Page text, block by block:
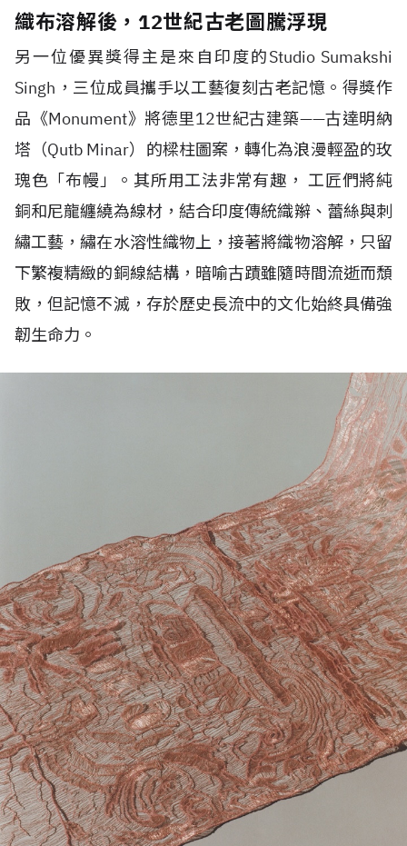
織布溶解後，12世紀古老圖騰浮現
另一位優異獎得主是來自印度的Studio Sumakshi
Singh ，三位成員攜手以工藝復刻古老記憶。得獎作
品《Monument》將德里12世紀古建築——古達明納
塔（Qutb Minar）的樑柱圖案，轉化為浪漫輕盈的玫
瑰色「布幔」。其所用工法非常有趣， 工匠們將純
銅和尼龍纏繞為線材，結合印度傳統織辮、蕾絲與刺
繡工藝，繡在水溶性織物上，接著將織物溶解，只留
下繁複精緻的銅線結構，暗喻古蹟雖隨時間流逝而頹
敗，但記憶不滅，存於歷史長流中的文化始終具備強
韌生命力。